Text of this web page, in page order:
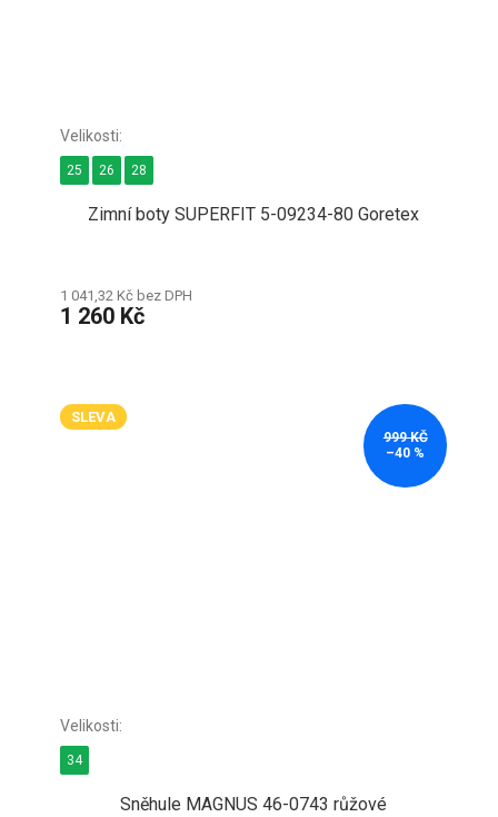
Zimní boty SUPERFIT 5-09234-80 Goretex
1 041,32 Kč bez DPH
1 260 Kč
25 26 28
SLEVA
999 KČ
–40 %
Sněhule MAGNUS 46-0743 růžové
34